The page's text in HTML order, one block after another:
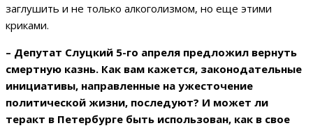
заглушить и не только алкоголизмом, но еще этими
криками.
– Депутат Слуцкий 5-го апреля предложил вернуть
смертную казнь. Как вам кажется, законодательные
инициативы, направленные на ужесточение
политической жизни, последуют? И может ли
теракт в Петербурге быть использован, как в свое